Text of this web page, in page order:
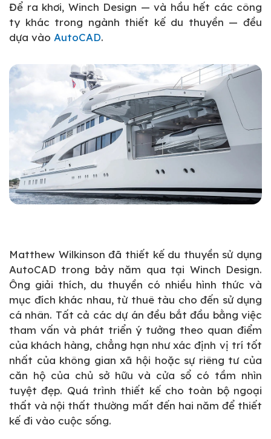
Để ra khơi, Winch Design — và hầu hết các công
ty khác trong ngành thiết kế du thuyền — đều
dựa vào AutoCAD.
Matthew Wilkinson đã thiết kế du thuyền sử dụng
AutoCAD trong bảy năm qua tại Winch Design.
Ông giải thích, du thuyền có nhiều hình thức và
mục đích khác nhau, từ thuê tàu cho đến sử dụng
cá nhân. Tất cả các dự án đều bắt đầu bằng việc
tham vấn và phát triển ý tưởng theo quan điểm
của khách hàng, chẳng hạn như xác định vị trí tốt
nhất của không gian xã hội hoặc sự riêng tư của
căn hộ của chủ sở hữu và cửa sổ có tầm nhìn
tuyệt đẹp. Quá trình thiết kế cho toàn bộ ngoại
thất và nội thất thường mất đến hai năm để thiết
kế đi vào cuộc sống.